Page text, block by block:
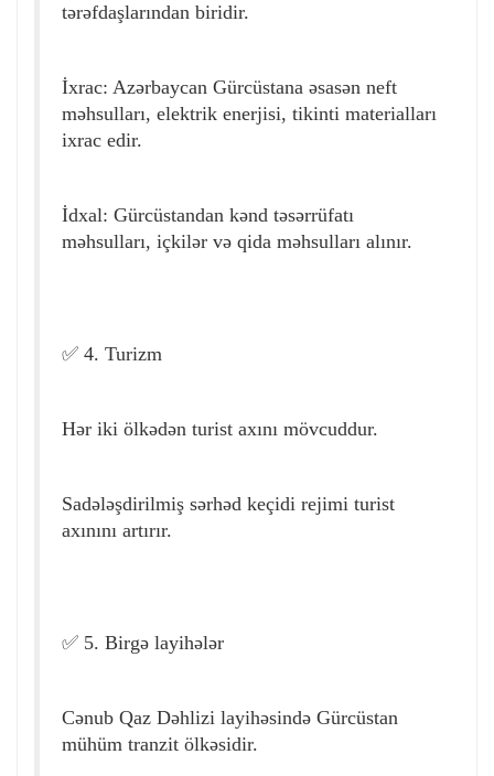
tərəfdaşlarından biridir.
İxrac: Azərbaycan Gürcüstana əsasən neft
məhsulları, elektrik enerjisi, tikinti materialları
ixrac edir.
İdxal: Gürcüstandan kənd təsərrüfatı
məhsulları, içkilər və qida məhsulları alınır.
✅ 4. Turizm
Hər iki ölkədən turist axını mövcuddur.
Sadələşdirilmiş sərhəd keçidi rejimi turist
axınını artırır.
✅ 5. Birgə layihələr
Cənub Qaz Dəhlizi layihəsində Gürcüstan
mühüm tranzit ölkəsidir.